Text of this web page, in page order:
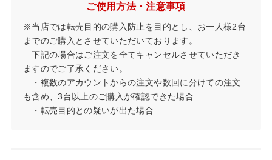
ご使用方法・注意事項
※当店では転売目的の購入防止を目的とし、お一人様2台
までのご購入とさせていただいております。
下記の場合はご注文を全てキャンセルさせていただき
ますのでご了承ください。
・複数のアカウントからの注文や数回に分けての注文
も含め、3台以上のご購入が確認できた場合
・転売目的との疑いが出た場合